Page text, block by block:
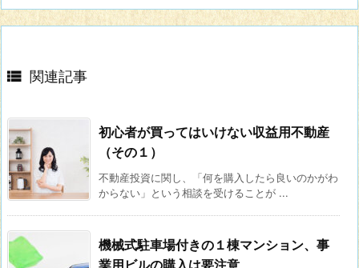
 関連記事
初心者が買ってはいけない収益用不動産
（その１）
不動産投資に関し、「何を購入したら良いのかがわ
からない」という相談を受けることが ...
機械式駐車場付きの１棟マンション、事